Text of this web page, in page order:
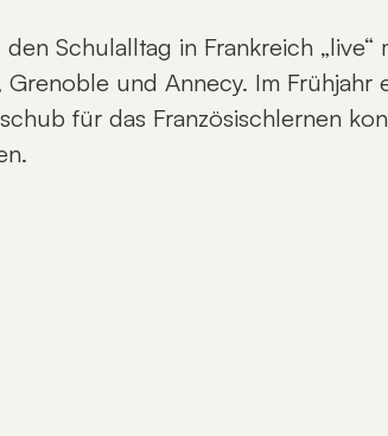
Schulalltag in Frankreich „live“
und Annecy. Im Frühjahr
für das Französischlernen